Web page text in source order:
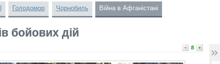
Голодомор Чорнобиль Війна в Афганістані
бойових дій
8